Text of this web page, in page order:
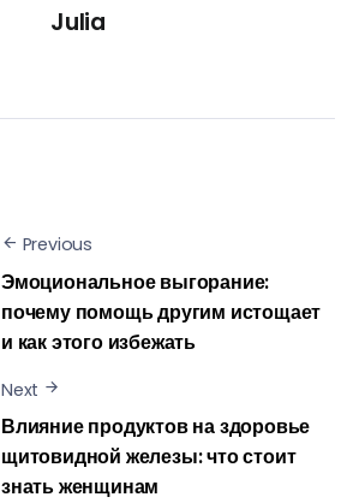
Julia
Previous
Эмоциональное выгорание:
почему помощь другим истощает
и как этого избежать
Next
Влияние продуктов на здоровье
щитовидной железы: что стоит
знать женщинам